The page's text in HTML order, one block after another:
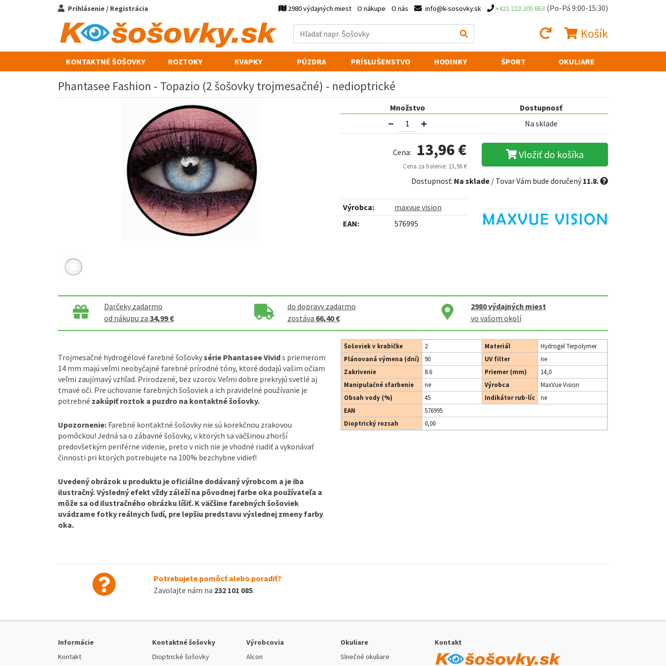
Prihlásenie / Registrácia 2980 výdajných miest O nákupe O nás info@k-sosovky.sk +421 222 205 863 (Po-Pá 9:00-15:30)
Košík
KONTAKTNÉ ŠOŠOVKY ROZTOKY KVAPKY PÚZDRA PRÍSLUŠENSTVO HODINKY ŠPORT OKULIARE
Phantasee Fashion - Topazio (2 šošovky trojmesačné) - nedioptrické
Množstvo
Dostupnosť
Na sklade
Cena: 13,96 €
Cena za balenie: 13,96 €
Vložiť do košíka
Dostupnosť: Na sklade / Tovar Vám bude doručený11.8.
Výrobca:
maxvue vision
EAN:
576995
Darčeky zadarmo
od nákupu za 34,99 €
do dopravy zadarmo
zostáva 66,40 €
2980výdajných miest
vo vašom okolí
Trojmesačné hydrogélové farebné šošovkysérie Phantasee Vivids priemerom
14 mm majú veľmi neobyčajné farebné prírodné tóny, ktoré dodajú vašim očiam
veľmi zaujímavý vzhľad. Prirodzené, bez vzorov. Veľmi dobre prekryjú svetlé aj
tmavé oči. Pre uchovanie farebných šošoviek a ich pravidelné používanie je
potrebné zakúpiť roztok a puzdro na kontaktné šošovky.
Upozornenie: Farebné kontaktné šošovky nie sú korekčnou zrakovou
pomôckou! Jedná sa o zábavné šošovky, v ktorých sa väčšinou zhorší
predovšetkým periférne videnie, preto v nich nie je vhodné riadiť a vykonávať
činnosti pri ktorých potrebujete na 100% bezchybne vidieť!
Uvedený obrázok u produktu je oficiálne dodávaný výrobcom a je iba
ilustračný. Výsledný efekt vždy záleží na pôvodnej farbe oka používateľa a
môže sa od ilustračného obrázku líšiť. K väčšine farebných šošoviek
uvádzame fotky reálnych ľudí, pre lepšiu predstavu výslednej zmeny farby
oka.
Šošoviek v krabičke 2 Materiál
Hydrogel Terpolymer
Plánovaná výmena (dní)
90 UV filter
ne
Zakrivenie
8.6 Priemer (mm)
14,0
Manipulačné sfarbenie
ne Výrobca
MaxVue Vision
Obsah vody (%)
45 Indikátor rub-líc
ne
EAN
576995
Dioptrický rozsah
0,00
Potrebujete pomôcť alebo poradiť?
Zavolajte nám na 232 101 085.
Informácie
Kontakt
Kontaktné šošovky
Dioptrické šošovky
Výrobcovia
Alcon
Okuliare
Slnečné okuliare
Kontakt